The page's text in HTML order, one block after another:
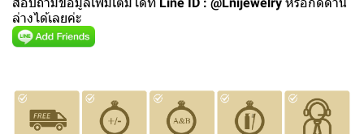
ล่างได้เลยค่ะ